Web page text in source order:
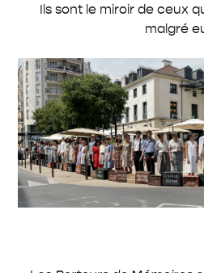
Ils sont le miroir de ceux
malgré